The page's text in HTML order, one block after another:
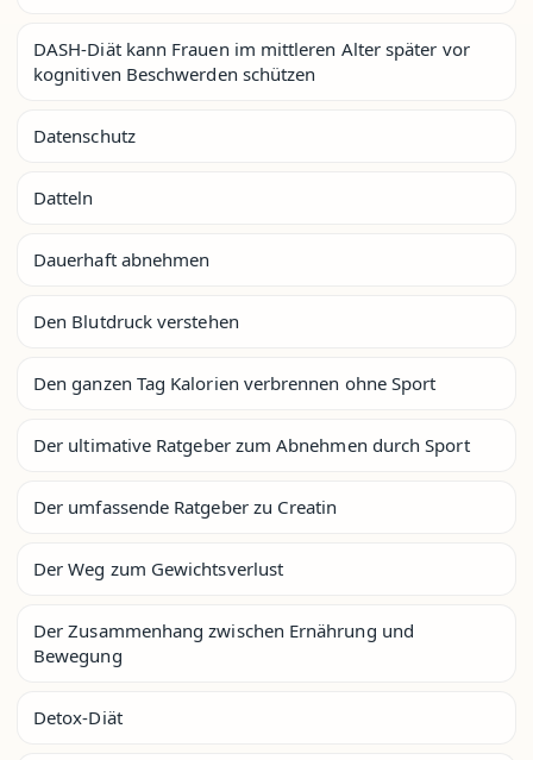
DASH-Diät kann Frauen im mittleren Alter später vor
kognitiven Beschwerden schützen
Datenschutz
Datteln
Dauerhaft abnehmen
Den Blutdruck verstehen
Den ganzen Tag Kalorien verbrennen ohne Sport
Der ultimative Ratgeber zum Abnehmen durch Sport
Der umfassende Ratgeber zu Creatin
Der Weg zum Gewichtsverlust
Der Zusammenhang zwischen Ernährung und
Bewegung
Detox-Diät